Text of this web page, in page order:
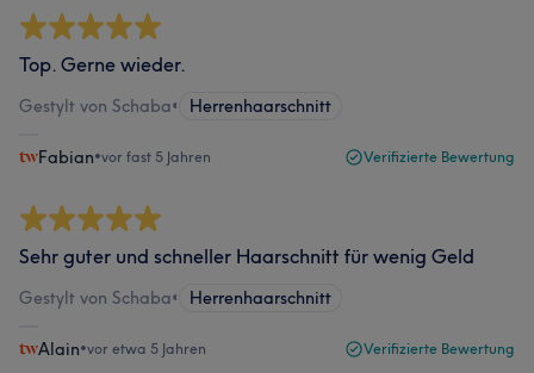
Top. Gerne wieder.
Gestylt von Schaba• Herrenhaarschnitt
Fabian•vor fast 5 Jahren Verifizierte Bewertung
Sehr guter und schneller Haarschnitt für wenig Geld
Gestylt von Schaba• Herrenhaarschnitt
Alain•vor etwa 5 Jahren Verifizierte Bewertung